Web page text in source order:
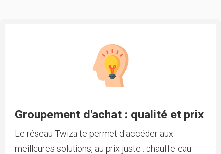
Groupement d'achat : qualité et prix
Le réseau Twiza te permet d'accéder aux
meilleures solutions, au prix juste : chauffe-eau